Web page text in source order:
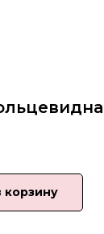
корзину